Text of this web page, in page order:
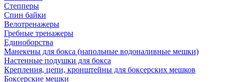
Степперы
Спин байки
Велотренажеры
Гребные тренажеры
Единоборства
Манекены для бокса (напольные водоналивные мешки)
Настенные подушки для бокса
Крепления, цепи, кронштейны для боксерских мешков
Боксерские мешки